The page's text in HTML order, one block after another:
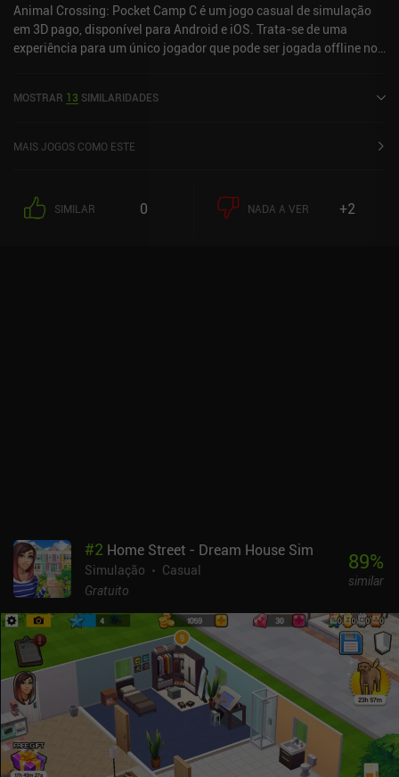
Animal Crossing: Pocket Camp C é um jogo casual de simulação
em 3D pago, disponível para Android e iOS. Trata-se de uma
experiência para um único jogador que pode ser jogada offline no
lançado em novembro de 2024 e tem uma avaliação atual de 4,4
MOSTRAR 13 SIMILARIDADES
MAIS JOGOS COMO ESTE
SIMILAR 0 NADA A VER +2
#2 Home Street - Dream House Sim
Simulação
Casual
Gratuito
89%
similar